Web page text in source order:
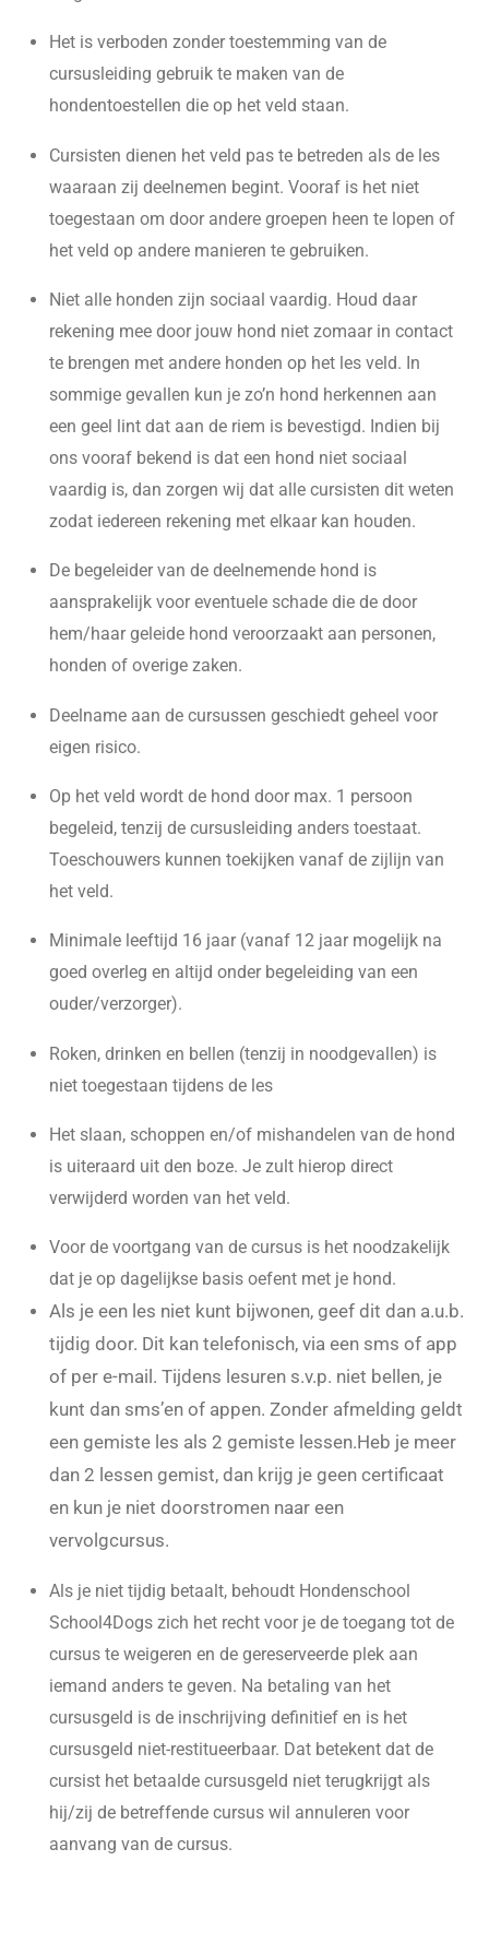
Het is verboden zonder toestemming van de
cursusleiding gebruik te maken van de
hondentoestellen die op het veld staan.
Cursisten dienen het veld pas te betreden als de les
waaraan zij deelnemen begint. Vooraf is het niet
toegestaan om door andere groepen heen te lopen of
het veld op andere manieren te gebruiken.
Niet alle honden zijn sociaal vaardig. Houd daar
rekening mee door jouw hond niet zomaar in contact
te brengen met andere honden op het les veld. In
sommige gevallen kun je zo’n hond herkennen aan
een geel lint dat aan de riem is bevestigd. Indien bij
ons vooraf bekend is dat een hond niet sociaal
vaardig is, dan zorgen wij dat alle cursisten dit weten
zodat iedereen rekening met elkaar kan houden.
De begeleider van de deelnemende hond is
aansprakelijk voor eventuele schade die de door
hem/haar geleide hond veroorzaakt aan personen,
honden of overige zaken.
Deelname aan de cursussen geschiedt geheel voor
eigen risico.
Op het veld wordt de hond door max. 1 persoon
begeleid, tenzij de cursusleiding anders toestaat.
Toeschouwers kunnen toekijken vanaf de zijlijn van
het veld.
Minimale leeftijd 16 jaar (vanaf 12 jaar mogelijk na
goed overleg en altijd onder begeleiding van een
ouder/verzorger).
Roken, drinken en bellen (tenzij in noodgevallen) is
niet toegestaan tijdens de les
Het slaan, schoppen en/of mishandelen van de hond
is uiteraard uit den boze. Je zult hierop direct
verwijderd worden van het veld.
Voor de voortgang van de cursus is het noodzakelijk
dat je op dagelijkse basis oefent met je hond.
Als je een les niet kunt bijwonen, geef dit dan a.u.b.
tijdig door. Dit kan telefonisch, via een sms of app
of per e-mail. Tijdens lesuren s.v.p. niet bellen, je
kunt dan sms’en of appen. Zonder afmelding geldt
een gemiste les als 2 gemiste lessen.Heb je meer
dan 2 lessen gemist, dan krijg je geen certificaat
en kun je niet doorstromen naar een
vervolgcursus.
Als je niet tijdig betaalt, behoudt Hondenschool
School4Dogs zich het recht voor je de toegang tot de
cursus te weigeren en de gereserveerde plek aan
iemand anders te geven. Na betaling van het
cursusgeld is de inschrijving definitief en is het
cursusgeld niet-restitueerbaar. Dat betekent dat de
cursist het betaalde cursusgeld niet terugkrijgt als
hij/zij de betreffende cursus wil annuleren voor
aanvang van de cursus.